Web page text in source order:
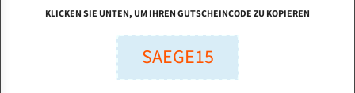
Fleischerei Bandsägeblätter
Bandmesser Glatt Meterware
KLICKEN SIE UNTEN, UM IHREN GUTSCHEINCODE ZU KOPIEREN
SAEGE15